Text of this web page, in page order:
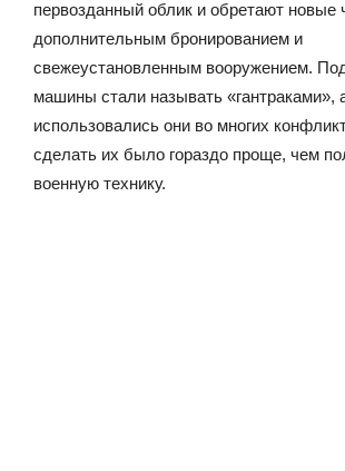
первозданный облик и обретают новые
дополнительным бронированием и
свежеустановленным вооружением.
машины стали называть «гантраками»,
использовались они во многих
сделать их было гораздо проще, чем
военную технику.